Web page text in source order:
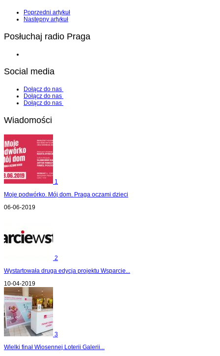
Poprzedni artykuł
Następny artykuł
Posłuchaj radio Praga
Social media
Dołącz do nas
Dołącz do nas
Dołącz do nas
Wiadomości
1
Moje podwórko. Mój dom. Praga oczami dzieci
06-06-2019
2
Wystartowała druga edycja projektu Wsparcie...
10-04-2019
3
Wielki finał Wiosennej Loterii Galerii...